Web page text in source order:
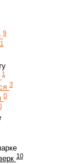
9
1
1
3
0
10